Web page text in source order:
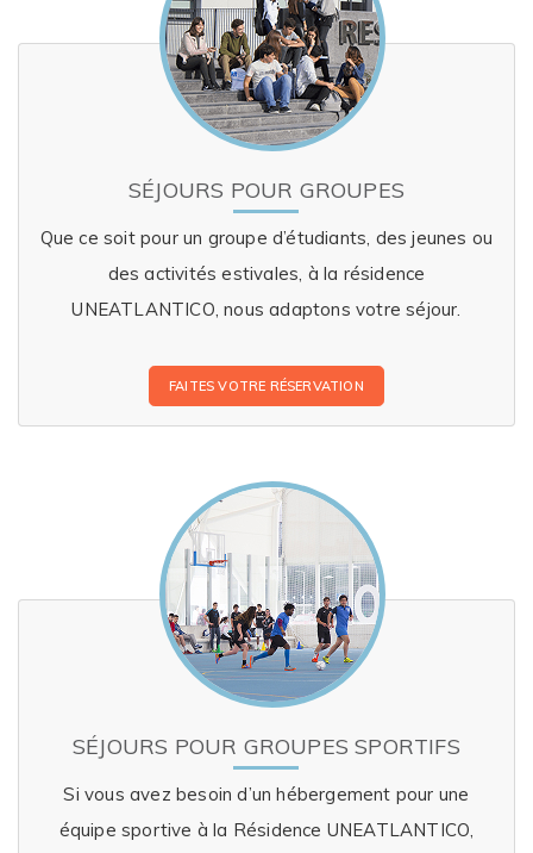
SÉJOURS POUR GROUPES
Que ce soit pour un groupe d’étudiants, des jeunes ou
des activités estivales, à la résidence
UNEATLANTICO, nous adaptons votre séjour.
FAITES VOTRE RÉSERVATION
SÉJOURS POUR GROUPES SPORTIFS
Si vous avez besoin d’un hébergement pour une
équipe sportive à la Résidence UNEATLANTICO,